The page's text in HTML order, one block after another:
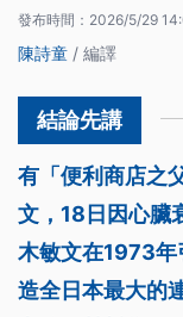
發布時間： 2026/5/29
陳詩童 / 編譯
有「便利商店之
文，18日因心臟
木敏文在1973年
造全日本最大的